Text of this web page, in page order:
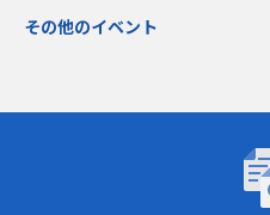
その他のイベント
トーゴーの日シン